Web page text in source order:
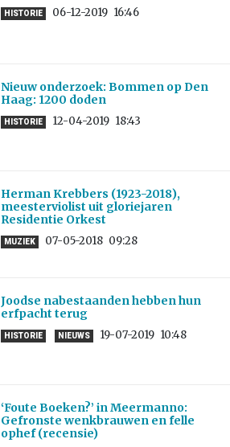
HISTORIE 06-12-2019 16:46
Nieuw onderzoek: Bommen op Den
Haag: 1200 doden
HISTORIE 12-04-2019 18:43
Herman Krebbers (1923-2018),
meesterviolist uit gloriejaren
Residentie Orkest
MUZIEK 07-05-2018 09:28
Joodse nabestaanden hebben hun
erfpacht terug
HISTORIE NIEUWS 19-07-2019 10:48
‘Foute Boeken?’ in Meermanno:
Gefronste wenkbrauwen en felle
ophef (recensie)